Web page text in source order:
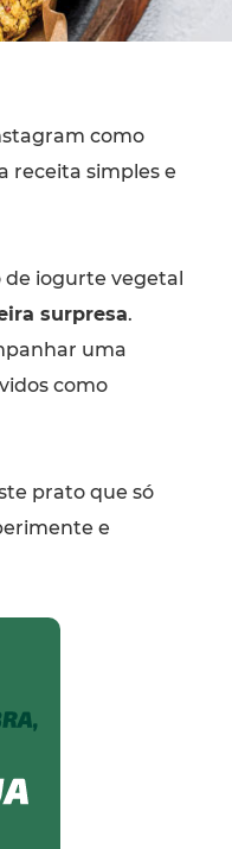
como
receita simples e
iogurte vegetal
surpresa.
uma
como
prato que só
e